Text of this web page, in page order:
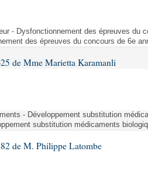
- Dysfonctionnement des épreuves du
des épreuves du concours de 6e
de Mme Marietta Karamanli
- Développement substitution
substitution médicaments
de M. Philippe Latombe